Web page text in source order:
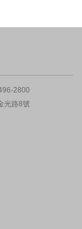
2800
光路8號